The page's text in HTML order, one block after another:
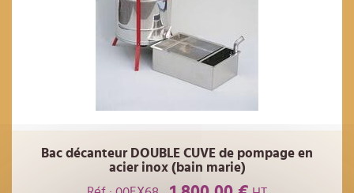
Bac décanteur DOUBLE CUVE de pompage en
acier inox (bain marie)